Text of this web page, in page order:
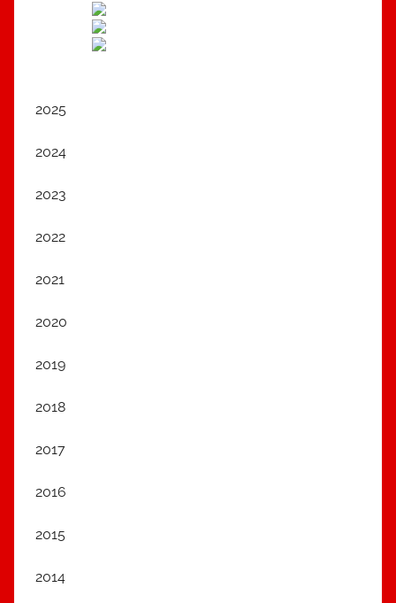
2025
2024
2023
2022
2021
2020
2019
2018
2017
2016
2015
2014